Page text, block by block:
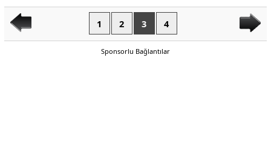
1 2 3 4
Sponsorlu Bağlantılar